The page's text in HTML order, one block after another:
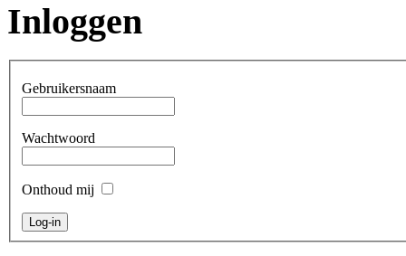
Inloggen
Gebruikersnaam
Wachtwoord
Onthoud mij